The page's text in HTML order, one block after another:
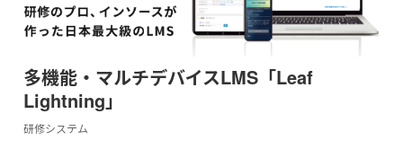
多機能・マルチデバイスLMS「Leaf
Lightning」
研修システム